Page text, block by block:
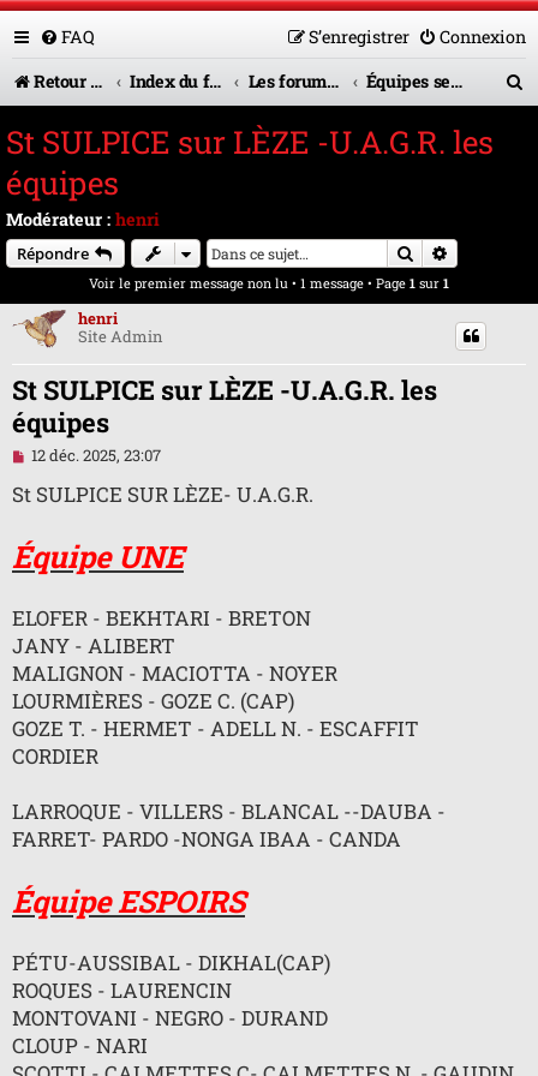
FAQ Connexion
S’enregistrer
Retour vers le site U.A.G.R.
Index du forum Les forums en service Équipes seniors
c
St SULPICE sur LÈZE -U.A.G.R. les
équipes
Modérateur : henri
Répondre Rechercher
Voir le premier message non lu • 1 message • Page 1 sur 1
henri
Site Admin
St SULPICE sur LÈZE -U.A.G.R. les
équipes
M
s
s
g
e
n
n
l
u
12 déc. 2025, 23:07
St SULPICE SUR LÈZE- U.A.G.R.
Équipe UNE
ELOFER - BEKHTARI - BRETON
JANY - ALIBERT
MALIGNON - MACIOTTA - NOYER
LOURMIÈRES - GOZE C. (CAP)
GOZE T. - HERMET - ADELL N. - ESCAFFIT
CORDIER
LARROQUE - VILLERS - BLANCAL --DAUBA -
FARRET- PARDO -NONGA IBAA - CANDA
Équipe ESPOIRS
PÉTU-AUSSIBAL - DIKHAL(CAP)
ROQUES - LAURENCIN
MONTOVANI - NEGRO - DURAND
CLOUP - NARI